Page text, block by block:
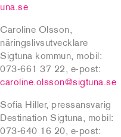
una.se
Caroline Olsson,
näringslivsutvecklare
Sigtuna kommun, mobil:
073-661 37 22, e-post:
caroline.olsson@sigtuna.se
Sofia Hiller, pressansvarig
Destination Sigtuna, mobil:
073-640 16 20, e-post: